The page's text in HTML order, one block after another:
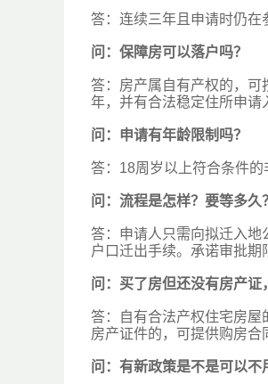
答：连续三年且申请时仍在
问： 保障房可以落户吗？
答：房产属自有产权的，
年，并有合法稳定住所申请
问： 申请有年龄限制吗？
答：18周岁以上符合条件的
问： 流程是怎样？要等多久？
答：申请人只需向拟迁入
户口迁出手续。承诺审批期
问： 买了房但还没有房产证
答：自有合法产权住宅房
房产证件的，可提供购房合
问： 有新政策是不是可以不